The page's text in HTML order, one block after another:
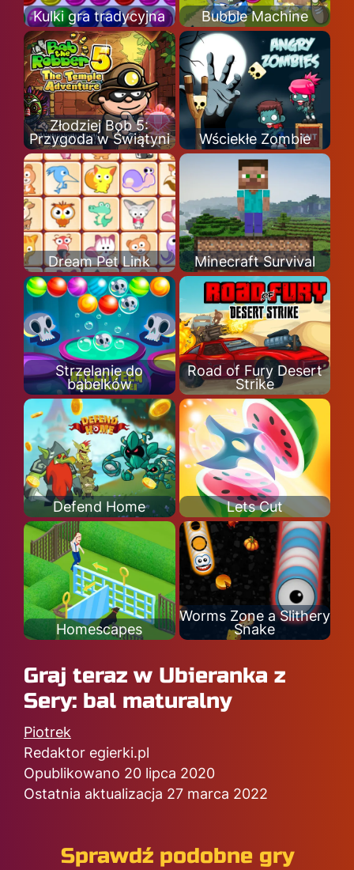
Kulki gra tradycyjna Bubble Machine
Złodziej Bob 5:
Przygoda w Świątyni
Wściekłe Zombie
Dream Pet Link Minecraft Survival
Strzelanie do
bąbelków
Road of Fury Desert
Strike
Defend Home Lets Cut
Homescapes
Worms Zone a Slithery
Snake
Graj teraz w Ubieranka z
Sery: bal maturalny
Piotrek
Redaktor egierki.pl
Opublikowano 20 lipca 2020
Ostatnia aktualizacja 27 marca 2022
Sprawdź podobne gry